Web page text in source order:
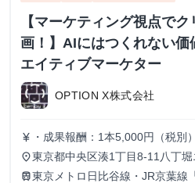
【マーケティング視点で
画！】AIにはつくれない価
エイティブマーケター
OPTION X株式会社
currency_yen ・成果報酬：1本5,000円（税
※経験、実績、能力等によって
合変動あり
place東京都中央区湊1丁目8-11八丁
train東京メトロ日比谷線・JR京葉線